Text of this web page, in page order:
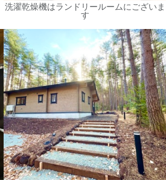
洗濯乾燥機はランドリールームにございま
す